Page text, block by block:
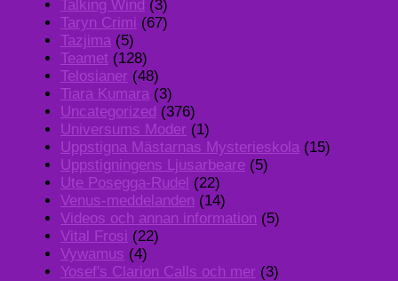
Talking Wind (3)
Taryn Crimi (67)
Tazjima (5)
Teamet (128)
Telosianer (48)
Tiara Kumara (3)
Uncategorized (376)
Universums Moder (1)
Uppstigna Mästarnas Mysterieskola (15)
Uppstigningens Ljusarbeare (5)
Ute Posegga-Rudel (22)
Venus-meddelanden (14)
Videos och annan information (5)
Vital Frosi (22)
Vywamus (4)
Yosef's Clarion Calls och mer (3)